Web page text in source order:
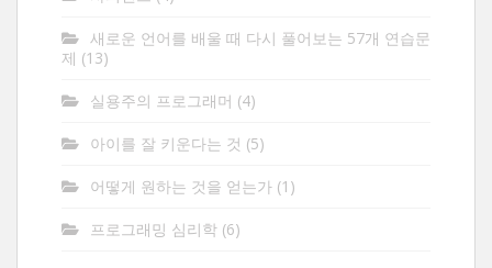
새로운 언어를 배울 때 다시 풀어보는 57개 연습문
제 (13)
실용주의 프로그래머 (4)
아이를 잘 키운다는 것 (5)
어떻게 원하는 것을 얻는가 (1)
프로그래밍 심리학 (6)